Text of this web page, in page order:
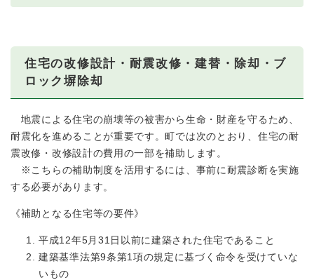
住宅の改修設計・耐震改修・建替・除却・ブ
ロック塀除却
地震による住宅の崩壊等の被害から生命・財産を守るため、
耐震化を進めることが重要です。町では次のとおり、住宅の耐
震改修・改修設計の費用の一部を補助します。
※こちらの補助制度を活用するには、事前に耐震診断を実施
する必要があります。
《補助となる住宅等の要件》
平成12年5月31日以前に建築された住宅であること
建築基準法第9条第1項の規定に基づく命令を受けていな
いもの